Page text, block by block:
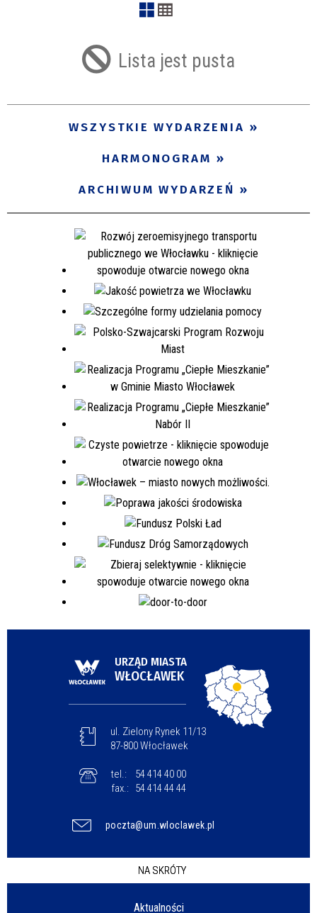
Trwające w zakresie Lista jest pusta
WSZYSTKIE WYDARZENIA
HARMONOGRAM
ARCHIWUM WYDARZEŃ
URZĄD MIASTA
WŁOCŁAWEK
ul. Zielony Rynek 11/13
87-800 Włocławek
tel.:
54 414 40 00
fax.:
54 414 44 44
poczta@um.wloclawek.pl
NA SKRÓTY
Aktualności